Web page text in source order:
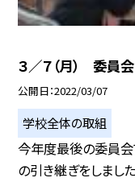
３／７（月） 委員会
公開日 2022/03/07
学校全体の取組
今年度最後の委員会
の引き継ぎをしまし